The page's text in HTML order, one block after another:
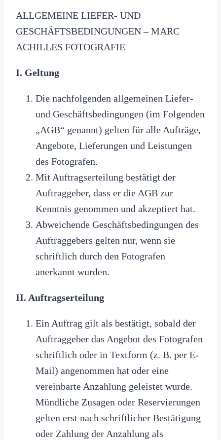
ALLGEMEINE LIEFER- UND
GESCHÄFTSBEDINGUNGEN – MARC
ACHILLES FOTOGRAFIE
I. Geltung
Die nachfolgenden allgemeinen Liefer-
und Geschäftsbedingungen (im Folgenden
„AGB“ genannt) gelten für alle Aufträge,
Angebote, Lieferungen und Leistungen
des Fotografen.
Mit Auftragserteilung bestätigt der
Auftraggeber, dass er die AGB zur
Kenntnis genommen und akzeptiert hat.
Abweichende Geschäftsbedingungen des
Auftraggebers gelten nur, wenn sie
schriftlich durch den Fotografen
anerkannt wurden.
II. Auftragserteilung
Ein Auftrag gilt als bestätigt, sobald der
Auftraggeber das Angebot des Fotografen
schriftlich oder in Textform (z. B. per E-
Mail) angenommen hat oder eine
vereinbarte Anzahlung geleistet wurde.
Mündliche Zusagen oder Reservierungen
gelten erst nach schriftlicher Bestätigung
oder Zahlung der Anzahlung als